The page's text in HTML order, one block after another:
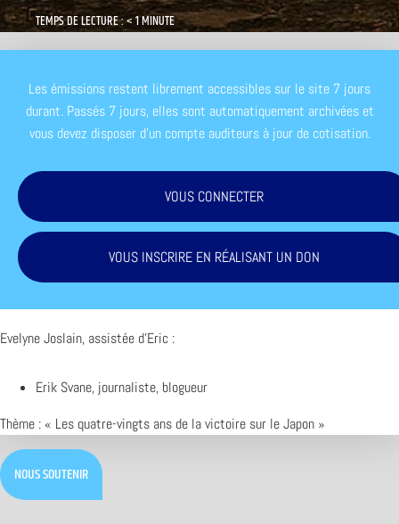
TEMPS DE LECTURE : < 1 MINUTE
Les émissions restent librement accessibles sur le site 7 jours
durant. Passés 7 jours, elles sont automatiquement archivées et
vous devez disposer d'un compte auditeurs à jour de cotisation.
VOUS CONNECTER
VOUS INSCRIRE EN RÉALISANT UN DON
Evelyne Joslain, assistée d’Eric :
Erik Svane, journaliste, blogueur
Thème : « Les quatre-vingts ans de la victoire sur le Japon »
NOUS SOUTENIR